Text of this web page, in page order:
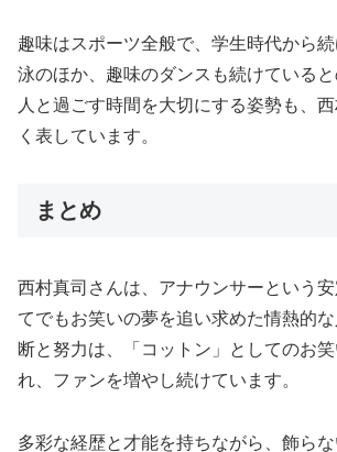
趣味はスポーツ全般で、学生時代から
泳のほか、趣味のダンスも続けている
人と過ごす時間を大切にする姿勢も、
く表しています。
まとめ
西村真司さんは、アナウンサーという
てでもお笑いの夢を追い求めた情熱的
断と努力は、「コットン」としてのお
れ、ファンを増やし続けています。
多彩な経歴と才能を持ちながら、飾ら